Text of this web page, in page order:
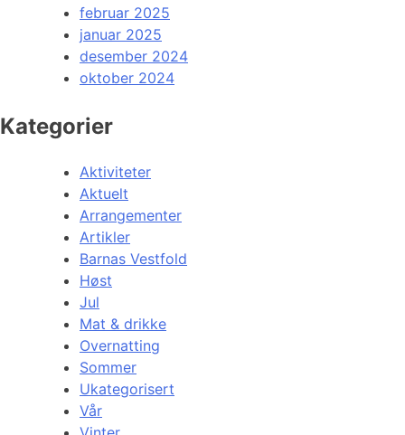
februar 2025
januar 2025
desember 2024
oktober 2024
Kategorier
Aktiviteter
Aktuelt
Arrangementer
Artikler
Barnas Vestfold
Høst
Jul
Mat & drikke
Overnatting
Sommer
Ukategorisert
Vår